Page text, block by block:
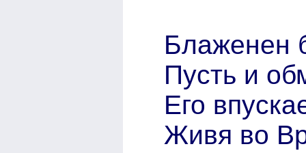
Блаженен
Пусть и
Его
Живя во